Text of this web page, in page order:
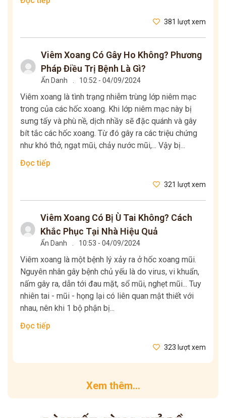
381 lượt xem
Viêm Xoang Có Gây Ho Không? Phương
Pháp Điều Trị Bệnh Là Gì?
Ẩn Danh 10:52 - 04/09/2024
Viêm xoang là tình trạng nhiễm trùng lớp niêm mạc
trong của các hốc xoang. Khi lớp niêm mạc này bị
sưng tấy và phù nề, dịch nhầy sẽ đặc quánh và gây
bít tắc các hốc xoang. Từ đó gây ra các triệu chứng
như khó thở, ngạt mũi, chảy nước mũi,... Vậy bị...
Đọc tiếp
321 lượt xem
Viêm Xoang Có Bị Ù Tai Không? Cách
Khắc Phục Tại Nhà Hiệu Quả
Ẩn Danh 10:53 - 04/09/2024
Viêm xoang là một bệnh lý xảy ra ở hốc xoang mũi.
Nguyên nhân gây bệnh chủ yếu là do virus, vi khuẩn,
nấm gây ra, dẫn tới đau mặt, sổ mũi, nghẹt mũi... Tuy
nhiên tai - mũi - họng lại có liên quan mật thiết với
nhau, nên khi 1 bộ phận bị...
Đọc tiếp
323 lượt xem
Xem thêm...